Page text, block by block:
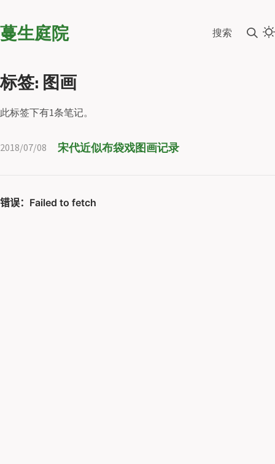
蔓生庭院 搜索
标签: 图画
此标签下有1条笔记。
2018/07/08 宋代近似布袋戏图画记录